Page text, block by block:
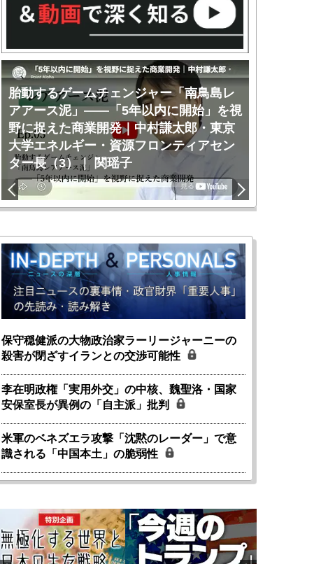
胎動するゲームチェンジャー「南鳥島レ
アアース泥」――「5年以内に開始」を視
野に捉えた商業開発｜中村謙太郎・東京
大学エネルギー・資源フロンティアセン
ター長（3）｜ 関瑶子
保守穏健派の大物政治家ラーリージャーニーの
殺害が閉ざすイランとの交渉可能性
李在明政権「実用外交」の中核、魏聖洛・国家
安保室長が異例の「自主派」批判
米軍のベネズエラ攻撃「沈黙のレーダー」で意
識される「中国本土」の脆弱性